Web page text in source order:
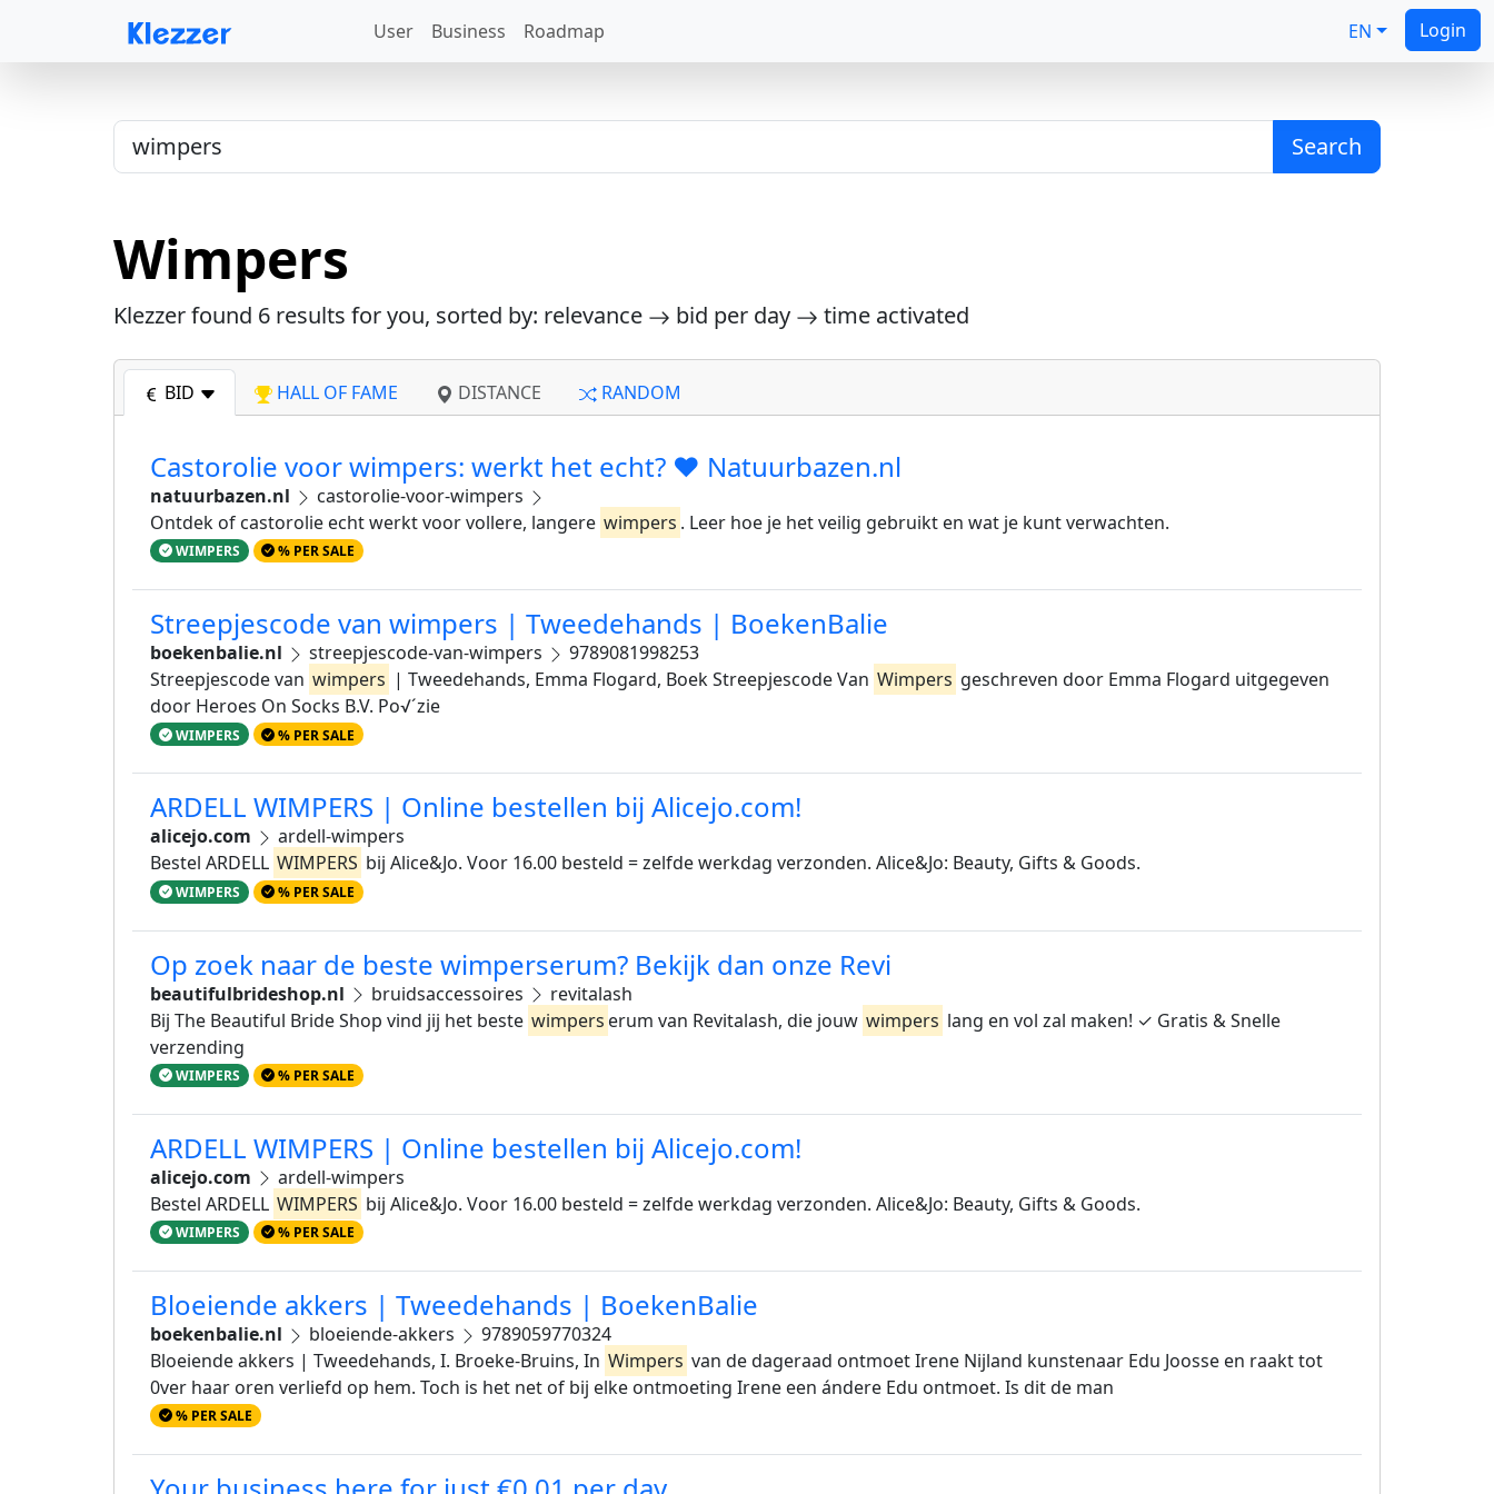
User Business Roadmap EN Login
Search
Wimpers
Klezzer found 6 results for you, sorted by: relevance bid per day time activated
BID HALL OF FAME DISTANCE RANDOM
Castorolie voor wimpers: werkt het echt? ❤️ Natuurbazen.nl
natuurbazen.nl
castorolie-voor-wimpers
Ontdek of castorolie echt werkt voor vollere, langere wimpers . Leer hoe je het veilig gebruikt en wat je kunt verwachten.
WIMPERS % PER SALE
Streepjescode van wimpers | Tweedehands | BoekenBalie
boekenbalie.nl streepjescode-van-wimpers
9789081998253
Streepjescode van wimpers | Tweedehands, Emma Flogard, Boek Streepjescode Van Wimpers geschreven door Emma Flogard uitgegeven
door Heroes On Socks B.V. Po√´zie
WIMPERS % PER SALE
ARDELL WIMPERS | Online bestellen bij Alicejo.com!
alicejo.com
ardell-wimpers
Bestel ARDELL WIMPERS bij Alice&Jo. Voor 16.00 besteld = zelfde werkdag verzonden. Alice&Jo: Beauty, Gifts & Goods.
WIMPERS % PER SALE
Op zoek naar de beste wimperserum? Bekijk dan onze Revi
beautifulbrideshop.nl bruidsaccessoires
revitalash
Bij The Beautiful Bride Shop vind jij het beste wimpers erum van Revitalash, die jouw wimpers lang en vol zal maken! ✓ Gratis & Snelle
verzending
WIMPERS % PER SALE
ARDELL WIMPERS | Online bestellen bij Alicejo.com!
alicejo.com
ardell-wimpers
Bestel ARDELL WIMPERS bij Alice&Jo. Voor 16.00 besteld = zelfde werkdag verzonden. Alice&Jo: Beauty, Gifts & Goods.
WIMPERS % PER SALE
Bloeiende akkers | Tweedehands | BoekenBalie
boekenbalie.nl bloeiende-akkers
9789059770324
Bloeiende akkers | Tweedehands, I. Broeke-Bruins, In Wimpers van de dageraad ontmoet Irene Nijland kunstenaar Edu Joosse en raakt tot
0ver haar oren verliefd op hem. Toch is het net of bij elke ontmoeting Irene een ándere Edu ontmoet. Is dit de man
% PER SALE